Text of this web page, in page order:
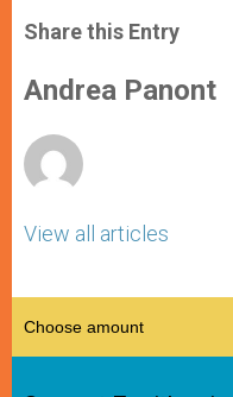
t
s
p
p
s
e
g
e
e
b
o
k
r
Share this Entry
Andrea Panont
View all articles